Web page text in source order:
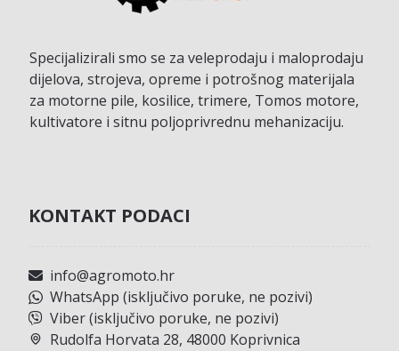
Specijalizirali smo se za veleprodaju i maloprodaju
dijelova, strojeva, opreme i potrošnog materijala
za motorne pile, kosilice, trimere, Tomos motore,
kultivatore i sitnu poljoprivrednu mehanizaciju.
KONTAKT PODACI
info@agromoto.hr
WhatsApp (isključivo poruke, ne pozivi)
Viber (isključivo poruke, ne pozivi)
Rudolfa Horvata 28, 48000 Koprivnica